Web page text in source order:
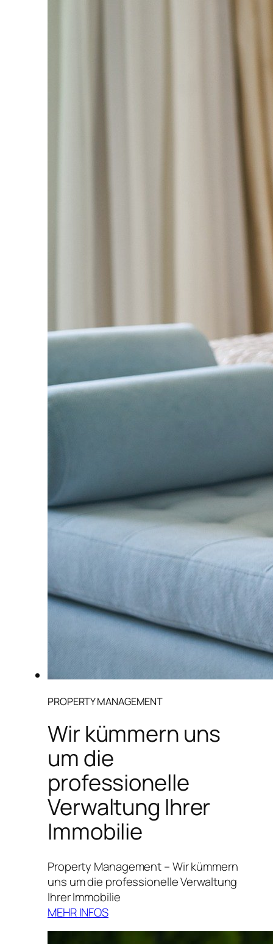
PROPERTY MANAGEMENT
Wir kümmern uns
um die
professionelle
Verwaltung Ihrer
Immobilie
Property Management – Wir kümmern
uns um die professionelle Verwaltung
Ihrer Immobilie
MEHR INFOS